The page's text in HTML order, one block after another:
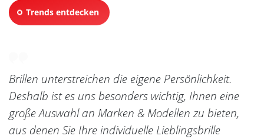
Trends entdecken
Brillen unterstreichen die eigene Persönlichkeit.
Deshalb ist es uns besonders wichtig, Ihnen eine
große Auswahl an Marken & Modellen zu bieten,
aus denen Sie Ihre individuelle Lieblingsbrille